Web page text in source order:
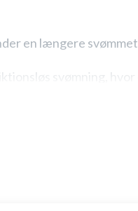
en længere
svømning, hvor
af glasset, så